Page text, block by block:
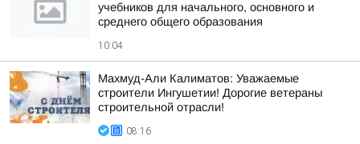
учебников для начального, основного и
среднего общего образования
10:04
Махмуд-Али Калиматов: Уважаемые
строители Ингушетии! Дорогие ветераны
строительной отрасли!
08:16